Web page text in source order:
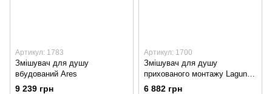
Артикул: 1783
Змішувач для душу
вбудований Ares
9 239 грн
Артикул: 1700
Змішувач для душу
прихованого монтажу Laguna
бронза
6 882 грн